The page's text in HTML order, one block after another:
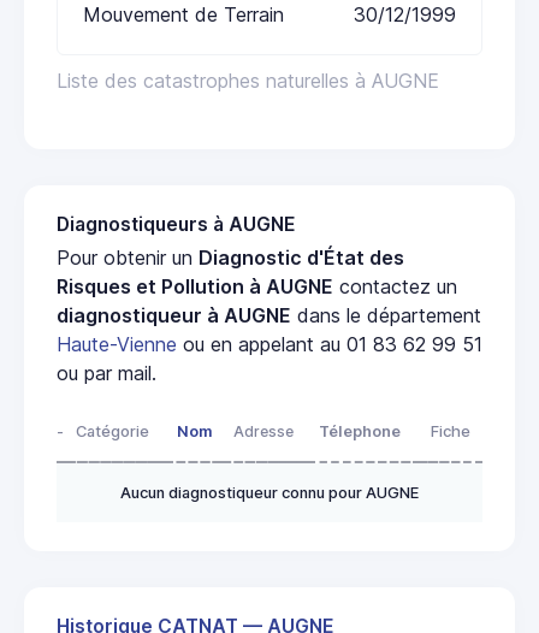
Liste des catastrophes naturelles à AUGNE
Mouvement de Terrain 30/12/1999
Diagnostiqueurs à AUGNE
Pour obtenir un Diagnostic d'État des
Risques et Pollution à AUGNE contactez un
diagnostiqueur à AUGNE dans le département
Haute-Vienne ou en appelant au 01 83 62 99 51
ou par mail.
- Catégorie Nom Adresse Télephone Fiche
Aucun diagnostiqueur connu pour AUGNE
Historique CATNAT — AUGNE